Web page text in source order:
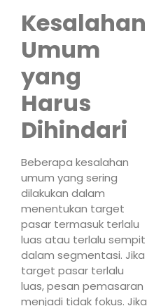
Kesalahan
Umum
yang
Harus
Dihindari
Beberapa kesalahan
umum yang sering
dilakukan dalam
menentukan target
pasar termasuk terlalu
luas atau terlalu sempit
dalam segmentasi. Jika
target pasar terlalu
luas, pesan pemasaran
menjadi tidak fokus. Jika